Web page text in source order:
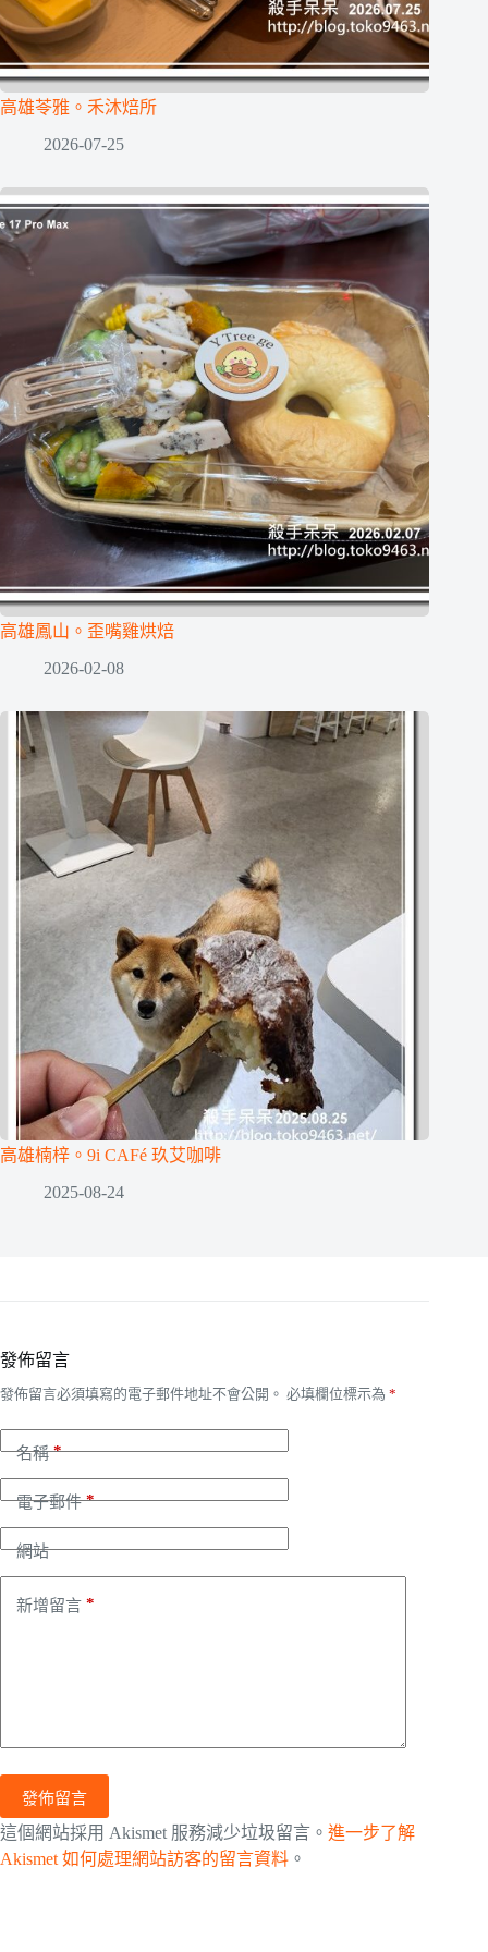
高雄苓雅。禾沐焙所
2026-07-25
高雄鳳山。歪嘴雞烘焙
2026-02-08
高雄楠梓。9i CAFé 玖艾咖啡
2025-08-24
發佈留言
發佈留言必須填寫的電子郵件地址不會公開。 必填欄位標示為 *
名稱*
電子郵件*
網站
新增留言 *
發佈留言
這個網站採用 Akismet 服務減少垃圾留言。 進一步了解
Akismet 如何處理網站訪客的留言資料 。